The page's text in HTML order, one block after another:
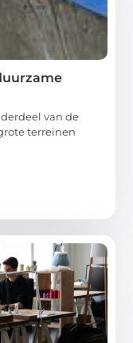
van de
terreinen